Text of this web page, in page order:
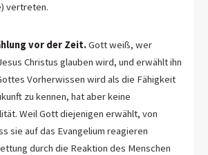
vertreten.
vor der Zeit.Gott weiß, wer
Christus glauben wird, und erwählt ihn
wird als die Fähigkeit
zu kennen, hat aber keine
Weil Gott diejenigen erwählt, von
sie auf das Evangelium reagieren
durch die Reaktion des Menschen